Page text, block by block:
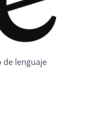
de lenguaje